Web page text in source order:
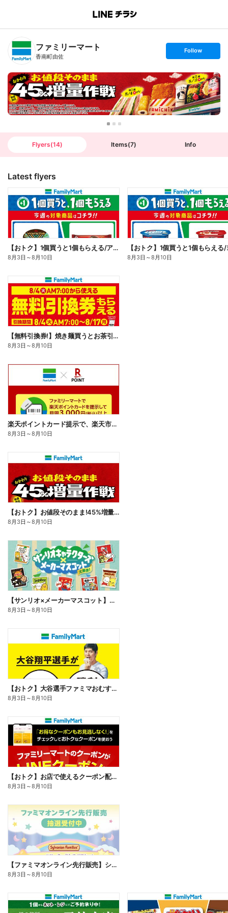
B
n
T
ファミリーマート
香南町由佐
s
t
o
l
l
o
w
Follow
Flyers(14) Items(7) Info
Latest flyers
【おトク】1個買うと1個もらえる/アイス
8月3日 ～8月10日 8月3日 ～8月10日
【無料引換券!】焼き麺買うとお茶引換券貰える!
8月3日 ～8月10日
楽天ポイントカード提示で、楽天市場でのお買い物がおトクに!
8月3日 ～8月10日
【おトク】お値段そのまま!45%増量作戦!
8月3日 ～8月10日
【サンリオ×メーカーマスコット】オリジナルグッズ貰える!
8月3日 ～8月10日
【おトク】大谷選手ファミマおむすび割
8月3日 ～8月10日
【おトク】お店で使えるクーポン配信中
8月3日 ～8月10日
【ファミマオンライン先行販売】シルバニアファミリー
8月3日 ～8月10日